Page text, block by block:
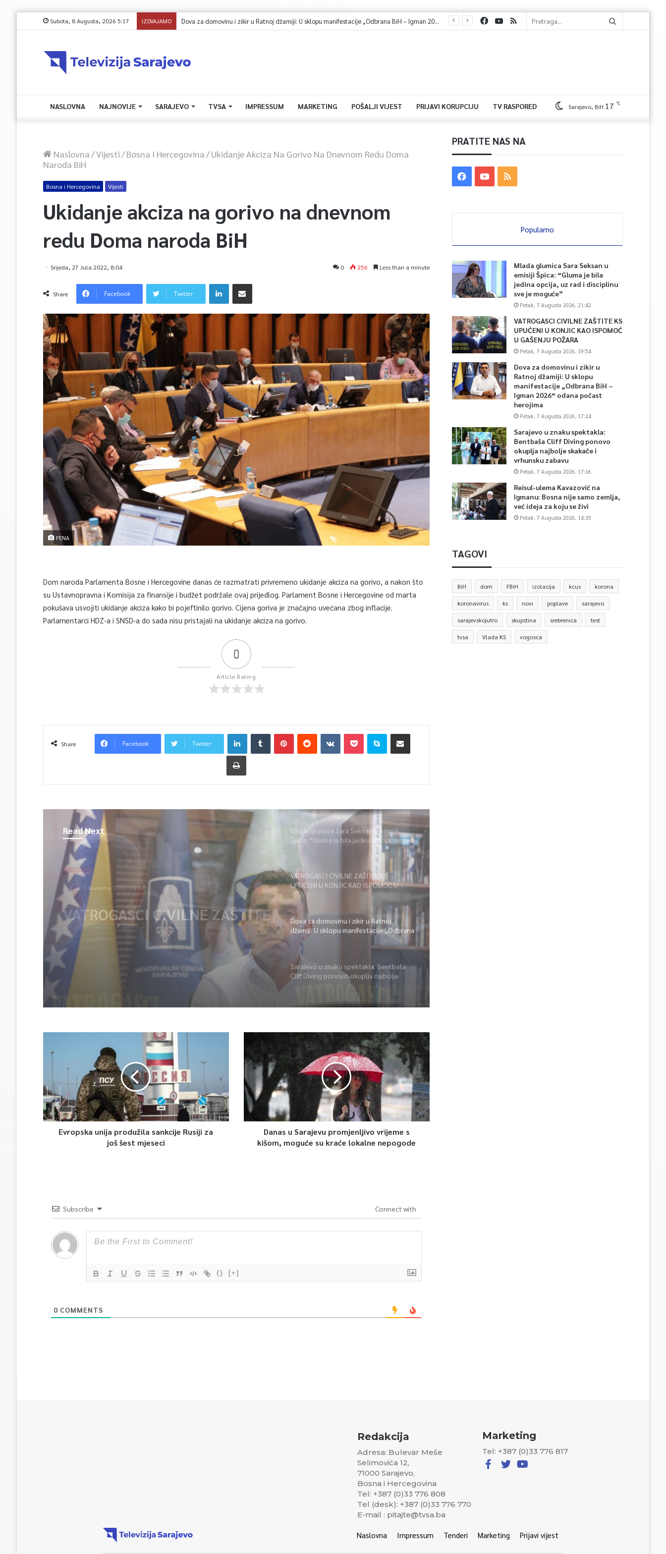
Subota, 8 Augusta, 2026 5:17 IZDVAJAMO Dova za domovinu i zikir u Ratnoj džamiji: U sklopu manifestacije „Odbrana BiH – Igman 2026“ odana počast herojima
NASLOVNA NAJNOVIJE SARAJEVO TVSA IMPRESSUM MARKETING POŠALJI VIJEST PRIJAVI KORUPCIJU TV RASPORED Sarajevo, BiH 17 ℃
Naslovna/Vijesti/Bosna I Hercegovina/Ukidanje Akciza Na Gorivo Na Dnevnom Redu Doma
Naroda BiH
Bosna i Hercegovina Vijesti
Ukidanje akciza na gorivo na dnevnom
redu Doma naroda BiH
Srijeda, 27 Jula 2022, 8:04 0 256 Less than a minute
Share Facebook Twitter
FENA
Dom naroda Parlamenta Bosne i Hercegovine danas će razmatrati privremeno ukidanje akciza na gorivo, a nakon što
su Ustavnopravna i Komisija za finansije i budžet podržale ovaj prijedlog. Parlament Bosne i Hercegovine od marta
pokušava usvojiti ukidanje akciza kako bi pojeftinilo gorivo. Cijena goriva je značajno uvećana zbog inflacije.
Parlamentarci HDZ-a i SNSD-a do sada nisu pristajali na ukidanje akciza na gorivo.
0
Article Rating
Share Facebook Twitter
Read Next
Sarajevo
Petak, 7 Augusta 2026, 17:24
Dova za domovinu i zikir u
Ratnoj džamiji: U sklopu
manifestacije „Odbrana BiH –
Igman 2026“ odana počast
herojima
Mlada glumica Sara Seksan u emisiji
Špica: “Gluma je bila jedina opcija, uz rad
VATROGASCI CIVILNE ZAŠTITE KS
UPUĆENI U KONJIC KAO ISPOMOĆ U
GAŠENJU POŽARA
Dova za domovinu i zikir u Ratnoj
džamiji: U sklopu manifestacije „Odbrana
BiH – Igman 2026“ odana počast
Sarajevo u znaku spektakla: Bentbaša
Cliff Diving ponovo okuplja najbolje
skakače i vrhunsku zabavu
Evropska unija produžila sankcije Rusiji za
još šest mjeseci
Danas u Sarajevu promjenljivo vrijeme s
kišom, moguće su kraće lokalne nepogode
Subscribe Connect with
{} [+]
0 COMMENTS
PRATITE NAS NA
Popularno
Mlada glumica Sara Seksan u
emisiji Špica: “Gluma je bila
jedina opcija, uz rad i disciplinu
sve je moguće”
Petak, 7 Augusta 2026, 21:42
VATROGASCI CIVILNE ZAŠTITE KS
UPUĆENI U KONJIC KAO ISPOMOĆ
U GAŠENJU POŽARA
Petak, 7 Augusta 2026, 19:54
Dova za domovinu i zikir u
Ratnoj džamiji: U sklopu
manifestacije „Odbrana BiH –
Igman 2026“ odana počast
herojima
Petak, 7 Augusta 2026, 17:24
Sarajevo u znaku spektakla:
Bentbaša Cliff Diving ponovo
okuplja najbolje skakače i
vrhunsku zabavu
Petak, 7 Augusta 2026, 17:16
Reisul-ulema Kavazović na
Igmanu: Bosna nije samo zemlja,
već ideja za koju se živi
Petak, 7 Augusta 2026, 14:35
TAGOVI
BiH dom FBiH izolacija kcus korona
koronavirus ks novi poplave sarajevo
sarajevskojutro skupstina srebrenica test
tvsa Vlada KS vogosca
Redakcija
Adresa: Bulevar Meše
Selimovića 12,
71000 Sarajevo,
Bosna i Hercegovina
Tel: +387 (0)33 776 808
Tel (desk): +387 (0)33 776 770
E-mail : pitajte@tvsa.ba
Marketing
Tel: +387 (0)33 776 817
Naslovna Impressum Tenderi Marketing Prijavi vijest